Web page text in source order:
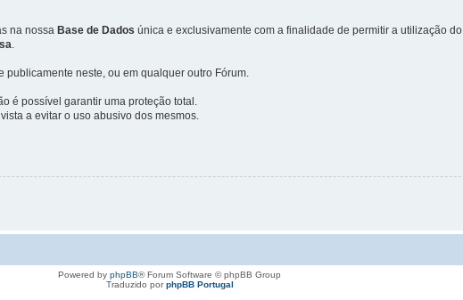
na nossa Base de Dados única e exclusivamente com a finalidade de permitir a utilização do
.
publicamente neste, ou em qualquer outro Fórum.
é possível garantir uma proteção total.
a evitar o uso abusivo dos mesmos.
Powered by phpBB® Forum Software © phpBB Group
Traduzido porphpBB Portugal